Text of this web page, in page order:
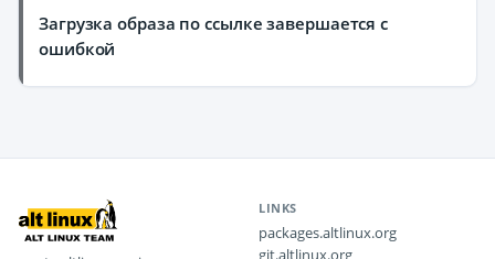
Загрузка образа по ссылке завершается с
ошибкой
LINKS
packages.altlinux.org
git.altlinux.org